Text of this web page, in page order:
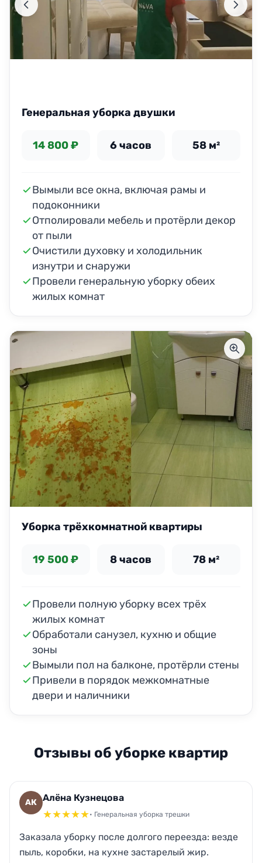
Генеральная уборка двушки
14 800 ₽ 6 часов 58 м²
Вымыли все окна, включая рамы и
подоконники
Отполировали мебель и протёрли декор
от пыли
Очистили духовку и холодильник
изнутри и снаружи
Провели генеральную уборку обеих
жилых комнат
Уборка трёхкомнатной квартиры
19 500 ₽ 8 часов 78 м²
Провели полную уборку всех трёх
жилых комнат
Обработали санузел, кухню и общие
зоны
Вымыли пол на балконе, протёрли стены
Привели в порядок межкомнатные
двери и наличники
Отзывы об уборке квартир
АК Алёна Кузнецова
★★★★★• Генеральная уборка трешки
Заказала уборку после долгого переезда: везде
пыль, коробки, на кухне застарелый жир.